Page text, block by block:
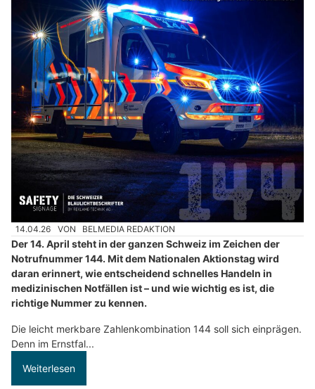
14.04.26 VON BELMEDIA REDAKTION
Der 14. April steht in der ganzen Schweiz im Zeichen der
Notrufnummer 144. Mit dem Nationalen Aktionstag wird
daran erinnert, wie entscheidend schnelles Handeln in
medizinischen Notfällen ist – und wie wichtig es ist, die
richtige Nummer zu kennen.
Die leicht merkbare Zahlenkombination 144 soll sich einprägen.
Denn im Ernstfal...
Weiterlesen